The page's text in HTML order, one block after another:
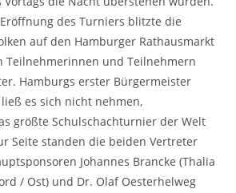
des Turniers blitzte die
auf den Hamburger Rathausmarkt
Teilnehmerinnen und Teilnehmern
Hamburgs erster Bürgermeister
es sich nicht nehmen,
größte Schulschachturnier der Welt
Seite standen die beiden Vertreter
Johannes Brancke (Thalia
/ Ost) und Dr. Olaf Oesterhelweg